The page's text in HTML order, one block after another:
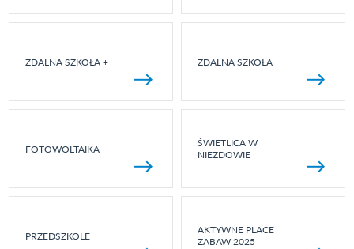
ZDALNA SZKOŁA + ZDALNA SZKOŁA
FOTOWOLTAIKA
ŚWIETLICA W
NIEZDOWIE
PRZEDSZKOLE
AKTYWNE PLACE
ZABAW 2025